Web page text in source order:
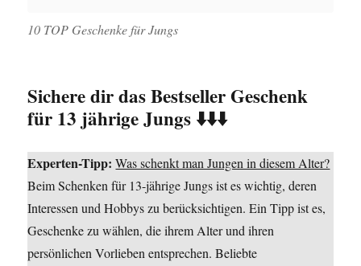
10 TOP Geschenke für Jungs
Sichere dir das Bestseller Geschenk
für 13 jährige Jungs ⬇️⬇️⬇️
Experten-Tipp: Was schenkt man Jungen in diesem Alter?
Beim Schenken für 13-jährige Jungs ist es wichtig, deren
Interessen und Hobbys zu berücksichtigen. Ein Tipp ist es,
Geschenke zu wählen, die ihrem Alter und ihren
persönlichen Vorlieben entsprechen. Beliebte